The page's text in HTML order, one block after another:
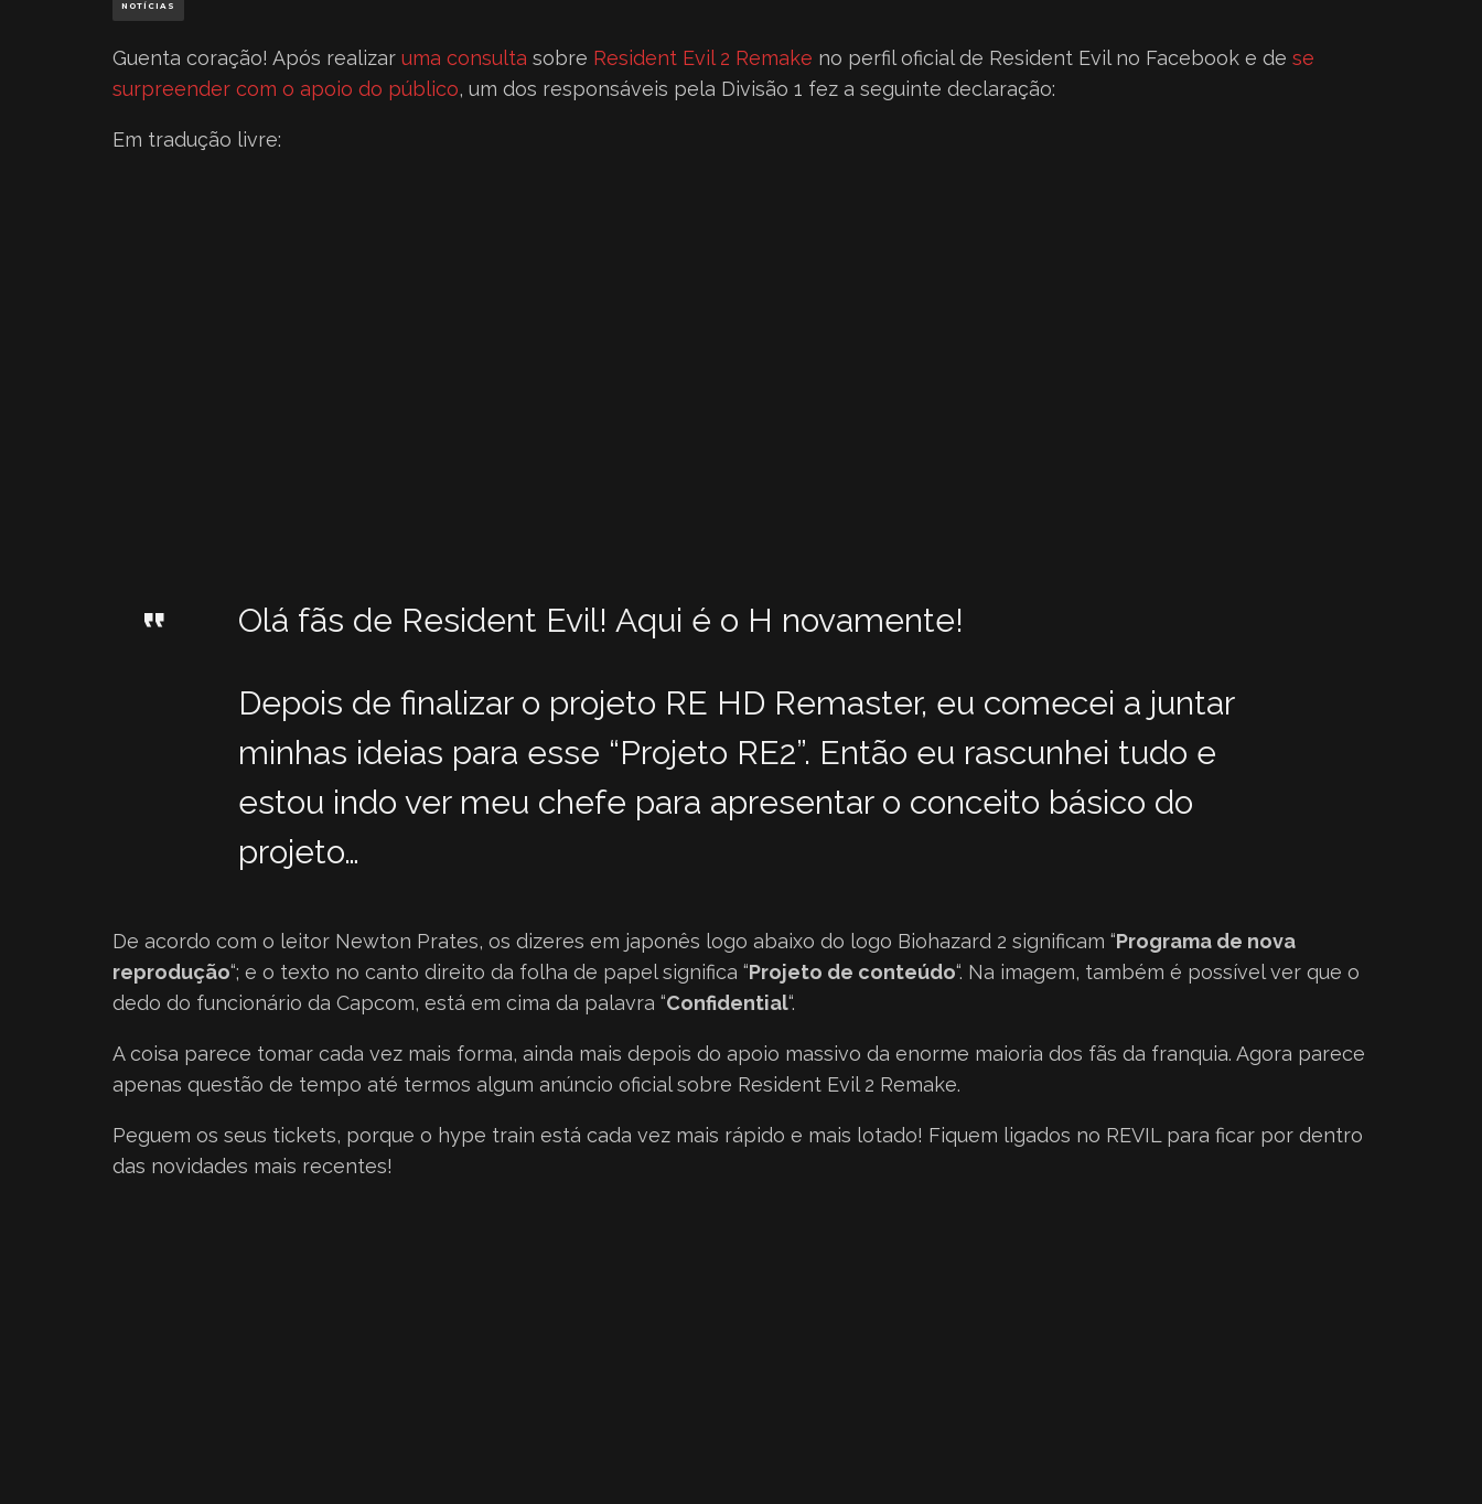
NOTÍCIAS
Guenta coração! Após realizar uma consulta sobre Resident Evil 2 Remake no perfil oficial de Resident Evil no Facebook e de se
surpreender com o apoio do público, um dos responsáveis pela Divisão 1 fez a seguinte declaração:
Em tradução livre:
Olá fãs de Resident Evil! Aqui é o H novamente!
Depois de finalizar o projeto RE HD Remaster, eu comecei a juntar
minhas ideias para esse “Projeto RE2”. Então eu rascunhei tudo e
estou indo ver meu chefe para apresentar o conceito básico do
projeto…
De acordo com o leitor Newton Prates, os dizeres em japonês logo abaixo do logo Biohazard 2 significam “Programa de nova
reprodução“; e o texto no canto direito da folha de papel significa “Projeto de conteúdo“. Na imagem, também é possível ver que o
dedo do funcionário da Capcom, está em cima da palavra “Confidential“.
A coisa parece tomar cada vez mais forma, ainda mais depois do apoio massivo da enorme maioria dos fãs da franquia. Agora parece
apenas questão de tempo até termos algum anúncio oficial sobre Resident Evil 2 Remake.
Peguem os seus tickets, porque o hype train está cada vez mais rápido e mais lotado! Fiquem ligados no REVIL para ficar por dentro
das novidades mais recentes!